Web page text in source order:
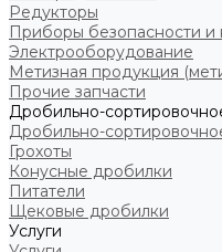
Редукторы
Приборы безопасности и
Электрооборудование
Метизная продукция
Прочие запчасти
Дробильно-
Дробильно-
Грохоты
Конусные дробилки
Питатели
Щековые дробилки
Услуги